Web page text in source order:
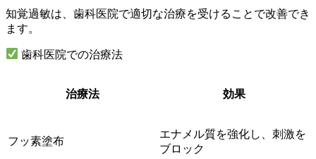
知覚過敏は、歯科医院で適切な治療を受けることで改善でき
ます。
歯科医院での治療法
治療法 効果
フッ素塗布
エナメル質を強化し、刺激を
ブロック